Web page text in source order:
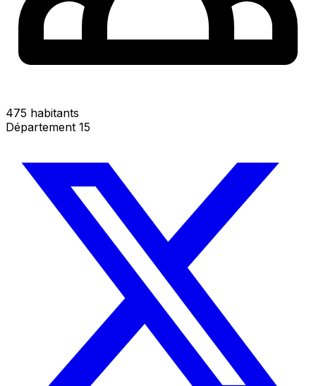
475 habitants
Département 15